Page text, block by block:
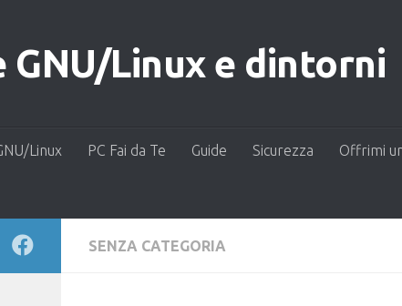
Linux e dintorni
Linux PC Fai da Te Guide Sicurezza Offrimi
SENZA CATEGORIA